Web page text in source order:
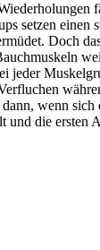
setzen einen
Doch
jeder
wenn sich
und die ersten